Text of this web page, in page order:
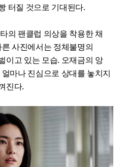
터질 것으로 기대된다.
의 팬클럽 의상을 착용한 채
사진에서는 정체불명의
이고 있는 모습. 오재금의 앙
마나 진심으로 상대를 놓치지
진다.